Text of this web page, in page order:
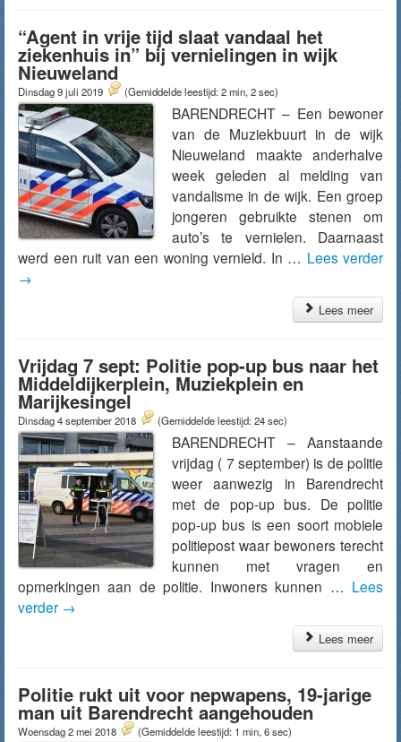
“Agent in vrije tijd slaat vandaal het
ziekenhuis in” bij vernielingen in wijk
Nieuweland
Dinsdag 9 juli 2019 (Gemiddelde leestijd: 2 min, 2 sec)
BARENDRECHT – Een bewoner
van de Muziekbuurt in de wijk
Nieuweland maakte anderhalve
week geleden al melding van
vandalisme in de wijk. Een groep
jongeren gebruikte stenen om
auto’s te vernielen. Daarnaast
werd een ruit van een woning vernield. In … Lees verder
→
Lees meer
Vrijdag 7 sept: Politie pop-up bus naar het
Middeldijkerplein, Muziekplein en
Marijkesingel
Dinsdag 4 september 2018 (Gemiddelde leestijd: 24 sec)
BARENDRECHT – Aanstaande
vrijdag ( 7 september) is de politie
weer aanwezig in Barendrecht
met de pop-up bus. De politie
pop-up bus is een soort mobiele
politiepost waar bewoners terecht
kunnen met vragen en
opmerkingen aan de politie. Inwoners kunnen … Lees
verder →
Lees meer
Politie rukt uit voor nepwapens, 19-jarige
man uit Barendrecht aangehouden
Woensdag 2 mei 2018 (Gemiddelde leestijd: 1 min, 6 sec)